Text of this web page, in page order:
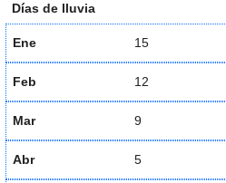
Días de lluvia
Ene 15
Feb 12
Mar 9
Abr 5